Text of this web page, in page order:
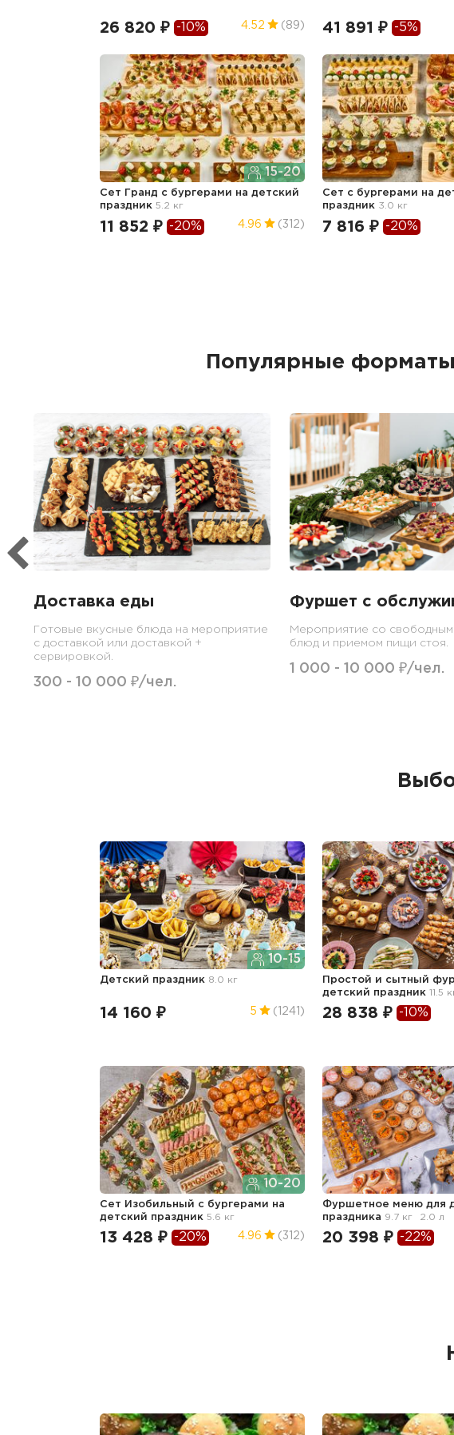
26 820 ₽ -10% 4.52 (89) 41 891 ₽ -5%
15-20
Сет Гранд с бургерами
на детский
праздник 5.2 кг
11 852 ₽ -20% 4.96 (312)
Сет с бургерами
на
праздник 3.0 кг
7 816 ₽ -20%
Популярные форматы
Доставка еды
Готовые вкусные блюда на мероприятие
с доставкой или доставкой +
сервировкой.
300 - 10 000 ₽/чел.
Фуршет с
Мероприятие со
блюд и приемом пищи стоя.
1 000 - 10 000 ₽/чел.
10-15
Детский праздник 8.0 кг
14 160 ₽ 5 (1241)
Простой и сытный
детский праздник 11.5
28 838 ₽ -10%
10-20
Сет Изобильный с бургерами на
детский праздник 5.6 кг
13 428 ₽ -20% 4.96 (312)
Фуршетное меню для
праздника 9.7 кг 2.0 л
20 398 ₽ -22%